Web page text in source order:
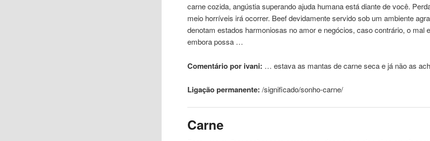
carnecozida, angústia superando ajuda humana está diantedevocê.
meio horríveis irá ocorrer. Beef devidamente servido sob um ambiente
denotam estados harmoniosas no amor e negócios, caso contrário, o mal
embora possa …
Comentário por ivani: … estava as mantasde carneseca e já não as
Ligação permanente: /significado/sonho-carne/
Carne